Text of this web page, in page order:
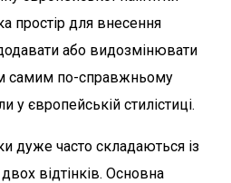
простір для внесення
або видозмінювати
самим по-справжньому
у європейській стилістиці.
дуже часто складаються із
відтінків. Основна